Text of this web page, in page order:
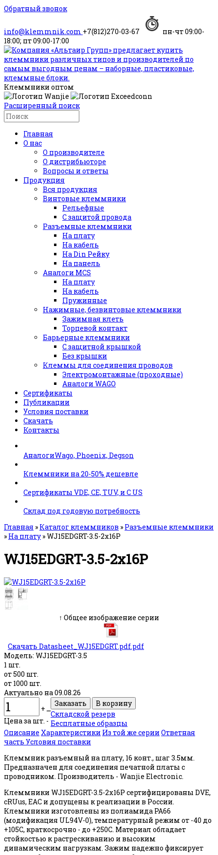
Обратный звонок
info@klemmnik.com +7(812)270-03-67
пн-чт 09:00-
18:00; пт 09:00-17:00
Клеммники оптом
Расширенный поиск
Главная
О нас
О производителе
О дистрибьюторе
Вопросы и ответы
Продукция
Вся продукция
Винтовые клеммники
Рельефные
С защитой провода
Разъемные клеммники
На плату
На кабель
На Din Рейку
На панель
Аналоги MCS
На плату
На кабель
Пружинные
Нажимные, безвинтовые клеммники
Зажимная клеть
Торцевой контакт
Барьерные клеммники
С защитной крышкой
Без крышки
Клеммы для соединения проводов
Электромонтажные (проходные)
Аналоги WAGO
Сертификаты
Публикации
Условия поставки
Скачать
Контакты
АналогиWago, Phoenix, Degson
Клеммники на 20-50% дешевле
Сертификаты VDE, CE, TUV, и C US
Склад под годовую потребность
Главная » Каталог клеммников » Разъемные клеммники
» На плату »WJ15EDGRT-3.5-2x16P
WJ15EDGRT-3.5-2x16P
↑ Общее изображение серии
Скачать Datasheet_WJ15EDGRT.pdf.pdf
Модель: WJ15EDGRT-3.5
1 шт.
от 500 шт.
от 1000 шт.
Актуально на 09.08.26
+ ــ
Цена за шт. -
Складской резерв
Бесплатные образцы
Описание Характеристики Из той же серии Ответная
часть Условия поставки
Клеммник разъемный на плату, 16 конт., шаг 3.5мм.
Предназначен для соединения печатной платы с
проводником. Производитель - Wanjie Electronic.
Клеммники WJ15EDGRT-3.5-2x16P сертифицированы DVE,
cRUus, EAC и допущены к реализации в России.
Клеммники изготовлены из полиамида PA66
(модификация UL94V-0), температурный режим от -40 до
+105С, краткосрочно - до +250С. Материал обладает
стойкостью к растрескиванию и высоким
динамическим нагрузкам. Зажим надежно фиксирует